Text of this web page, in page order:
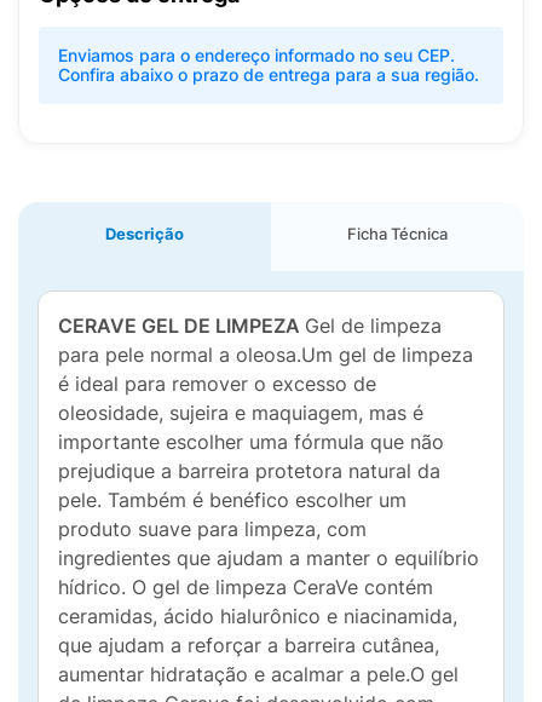
Enviamos para o endereço informado no seu CEP.
Confira abaixo o prazo de entrega para a sua região.
Descrição Ficha Técnica
CERAVE GEL DE LIMPEZA Gel de limpeza
para pele normal a oleosa.Um gel de limpeza
é ideal para remover o excesso de
oleosidade, sujeira e maquiagem, mas é
importante escolher uma fórmula que não
prejudique a barreira protetora natural da
pele. Também é benéfico escolher um
produto suave para limpeza, com
ingredientes que ajudam a manter o equilíbrio
hídrico. O gel de limpeza CeraVe contém
ceramidas, ácido hialurônico e niacinamida,
que ajudam a reforçar a barreira cutânea,
aumentar hidratação e acalmar a pele.O gel